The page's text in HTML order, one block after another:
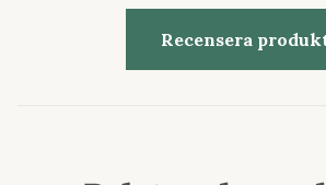
Recensera